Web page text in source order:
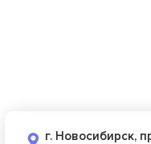
г. Новосибирск,